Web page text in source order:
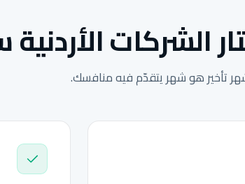
الشركات الأردنية
تأخير هو شهر يتقدّم فيه منافسك.